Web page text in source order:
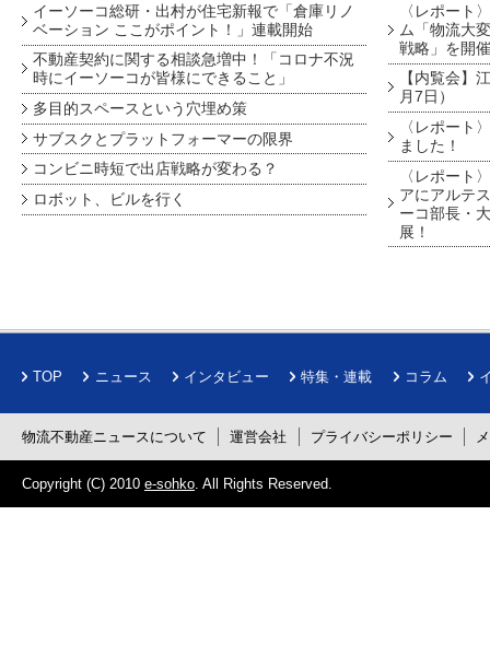
イーソーコ総研・出村が住宅新報で「倉庫リノ
ベーション ここがポイント！」連載開始
不動産契約に関する相談急増中！「コロナ不況
時にイーソーコが皆様にできること」
多目的スペースという穴埋め策
サブスクとプラットフォーマーの限界
コンビニ時短で出店戦略が変わる？
ロボット、ビルを行く
〈レポート
ム「物流大
戦略」を開
【内覧会】
月7日）
〈レポート
ました！
〈レポート
アにアルテ
ーコ部長・
展！
TOP ニュース インタビュー 特集・連載 コラム
物流不動産ニュースについて 運営会社 プライバシーポリシー
Copyright (C) 2010 e-sohko . All Rights Reserved.